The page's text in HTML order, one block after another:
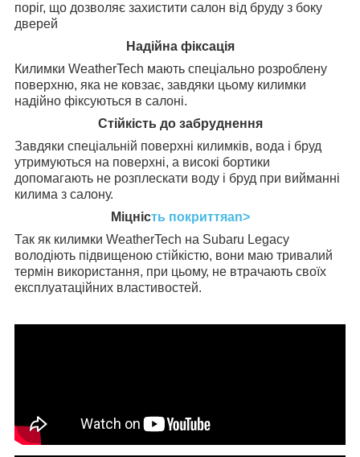
поріг, що дозволяє захистити салон від бруду з боку
дверей
Надійна фіксація
Килимки WeatherTech мають спеціально розроблену
поверхню, яка не ковзає, завдяки цьому килимки
надійно фіксуються в салоні.
Стійкість до забруднення
Завдяки спеціальній поверхні килимків, вода і бруд
утримуються на поверхні, а високі бортики
допомагають не розплескати воду і бруд при вийманні
килима з салону.
Міцність покриттяan>
Так як килимки WeatherTech на Subaru Legacy
володіють підвищеною стійкістю, вони маю тривалий
термін використання, при цьому, не втрачають своїх
експлуатаційних властивостей.